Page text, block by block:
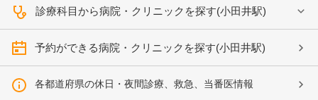
診療科目から病院・クリニックを探す(小田井駅)
予約ができる病院・クリニックを探す(小田井駅)
各都道府県の休日・夜間診療、救急、当番医情報